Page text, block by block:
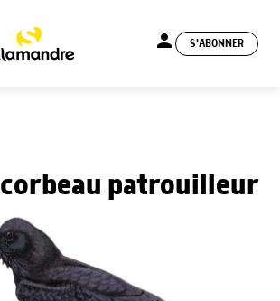
person S'ABONNER
corbeau patrouilleur